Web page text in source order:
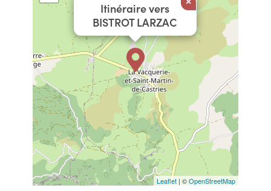
Itinéraire vers
BISTROT LARZAC
Leaflet | ©OpenStreetMap